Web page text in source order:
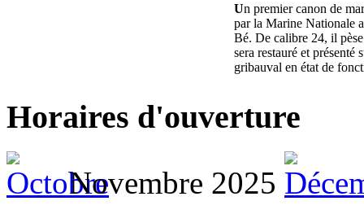
Un premier canon de
par la Marine Nationale
Bé. De calibre 24, il
sera restauré et présenté
gribauval en état de
Horaires d'ouverture
Novembre 2025